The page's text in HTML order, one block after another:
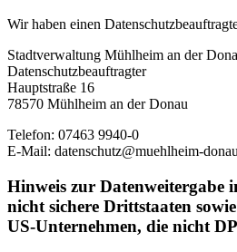
Wir haben einen
Stadtverwaltung Mühlheim an der
Datenschutzbeauftragter
Hauptstraße 16
78570 Mühlheim an der Donau
Telefon: 07463 9940-0
E-Mail: datenschutz@muehlheim-
Hinweis zur Datenweitergabe
nicht sichere Drittstaaten
US-Unternehmen, die nicht